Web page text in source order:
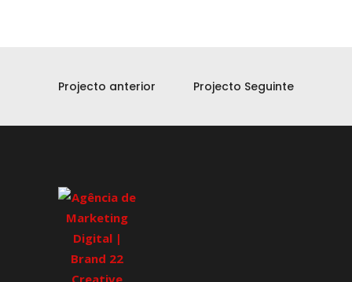
Projecto anterior Projecto Seguinte